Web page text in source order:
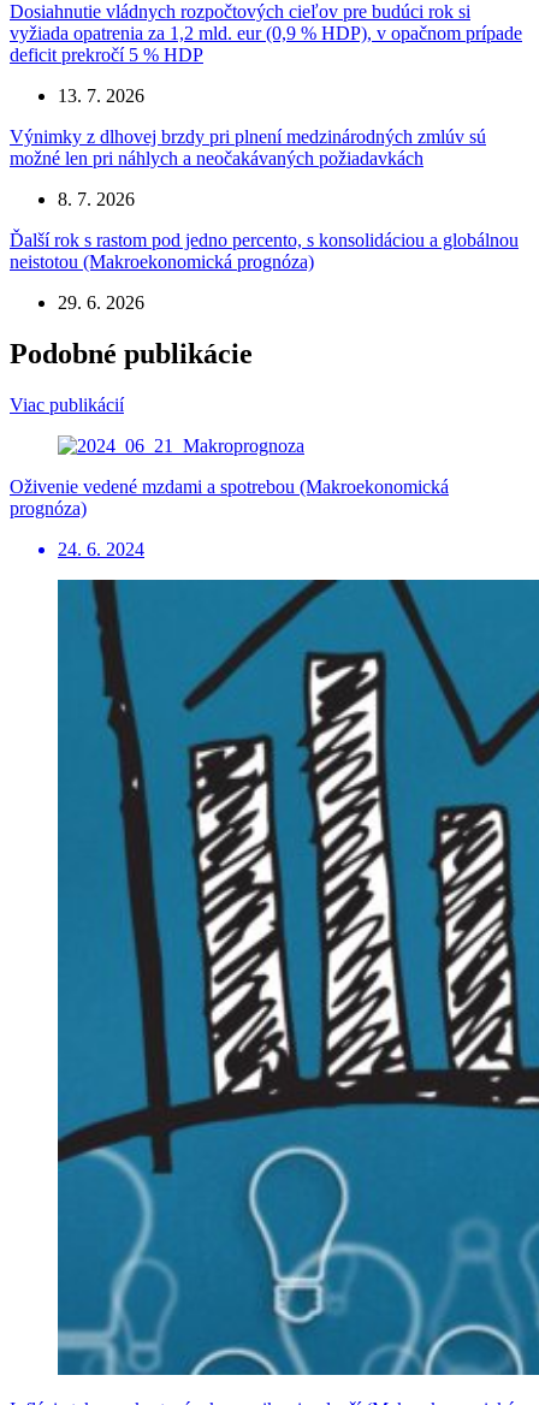
Dosiahnutie vládnych rozpočtových cieľov pre budúci rok si
vyžiada opatrenia za 1,2 mld. eur (0,9 % HDP), v opačnom prípade
deficit prekročí 5 % HDP
13. 7. 2026
Výnimky z dlhovej brzdy pri plnení medzinárodných zmlúv sú
možné len pri náhlych a neočakávaných požiadavkách
8. 7. 2026
Ďalší rok s rastom pod jedno percento, s konsolidáciou a globálnou
neistotou (Makroekonomická prognóza)
29. 6. 2026
Podobné publikácie
Viac publikácií
Oživenie vedené mzdami a spotrebou (Makroekonomická
prognóza)
24. 6. 2024